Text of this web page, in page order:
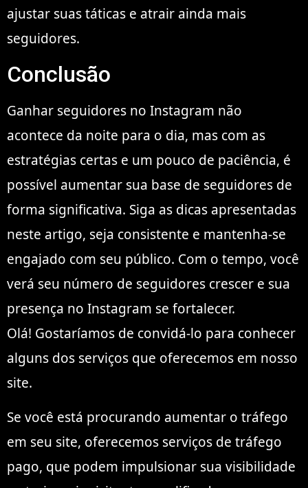
ajustar suas táticas e atrair ainda mais
seguidores.
Conclusão
Ganhar seguidores no Instagram não
acontece da noite para o dia, mas com as
estratégias certas e um pouco de paciência, é
possível aumentar sua base de seguidores de
forma significativa. Siga as dicas apresentadas
neste artigo, seja consistente e mantenha-se
engajado com seu público. Com o tempo, você
verá seu número de seguidores crescer e sua
presença no Instagram se fortalecer.
Olá! Gostaríamos de convidá-lo para conhecer
alguns dos serviços que oferecemos em nosso
site.
Se você está procurando aumentar o tráfego
em seu site, oferecemos serviços de tráfego
pago, que podem impulsionar sua visibilidade